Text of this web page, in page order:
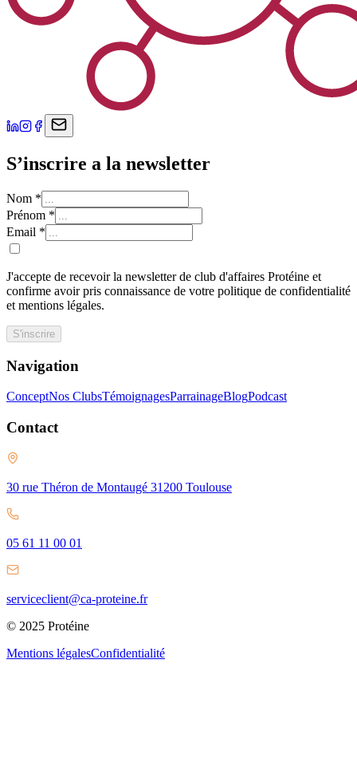
S’inscrire a la newsletter
Nom *
Prénom *
Email *
J'accepte de recevoir la newsletter de club d'affaires Protéine et
confirme avoir pris connaissance de votre politique de confidentialité
et mentions légales.
S'inscrire
Navigation
ConceptNos ClubsTémoignagesParrainageBlogPodcast
Contact
30 rue Théron de Montaugé 31200 Toulouse
05 61 11 00 01
serviceclient@ca-proteine.fr
© 2025 Protéine
Mentions légalesConfidentialité